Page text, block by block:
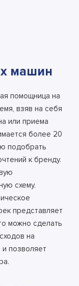
машин
помощница на
взяв на себя
или приема
более 20
подобрать
к бренду.
схему.
представляет
можно сделать
на
и позволяет